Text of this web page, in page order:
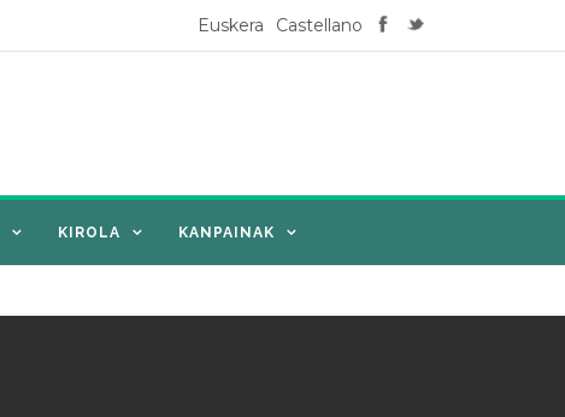
Euskera Castellano
KIROLA KANPAINAK